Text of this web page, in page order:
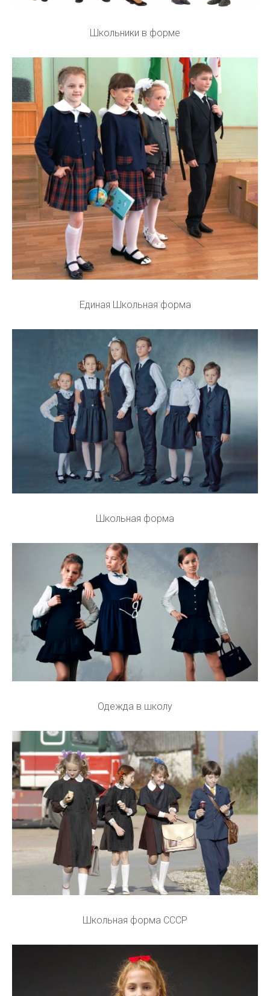
Школьники в форме
Единая Школьная форма
Школьная форма
Одежда в школу
Школьная форма CCCР